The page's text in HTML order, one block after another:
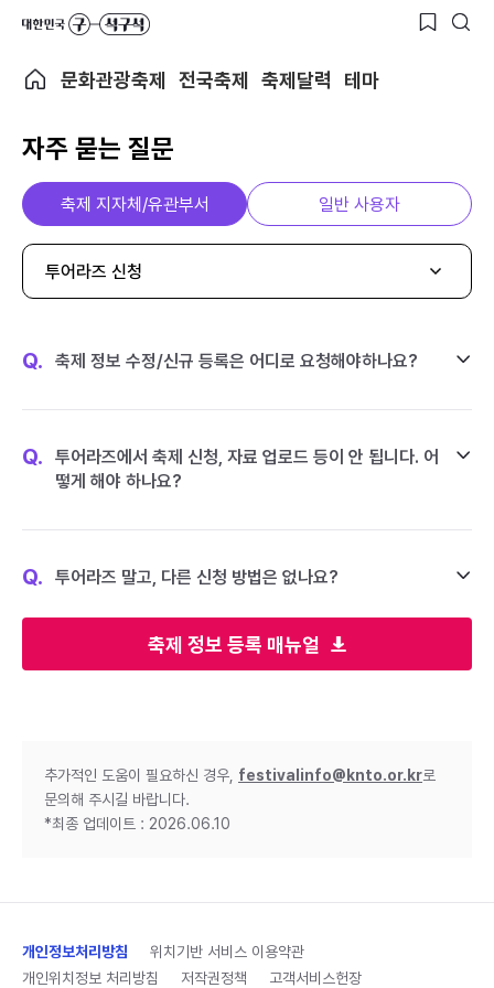
문화관광축제 전국축제 축제달력 테마
자주 묻는 질문
축제 정보 등록 매뉴얼
축제 지자체/유관부서 일반 사용자
투어라즈 신청
Q. 축제 정보 수정/신규 등록은 어디로 요청해야하나요?
Q.
투어라즈에서 축제 신청, 자료 업로드 등이 안 됩니다. 어
떻게 해야 하나요?
Q. 투어라즈 말고, 다른 신청 방법은 없나요?
추가적인 도움이 필요하신 경우, festivalinfo@knto.or.kr로
문의해 주시길 바랍니다.
*최종 업데이트 : 2026.06.10
개인정보처리방침
위치기반 서비스 이용약관
개인위치정보 처리방침
저작권정책 고객서비스헌장